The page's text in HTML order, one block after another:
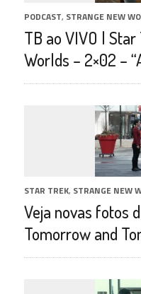
PODCAST, STRANGE NEW
TB ao VIVO |
Worlds – 2×02 –
STAR TREK, STRANGE NEW
Veja novas fotos
Tomorrow and